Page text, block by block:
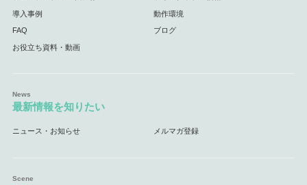
導入事例 動作環境
FAQ ブログ
お役立ち資料・動画
最新情報を知りたい
ニュース・お知らせ メルマガ登録